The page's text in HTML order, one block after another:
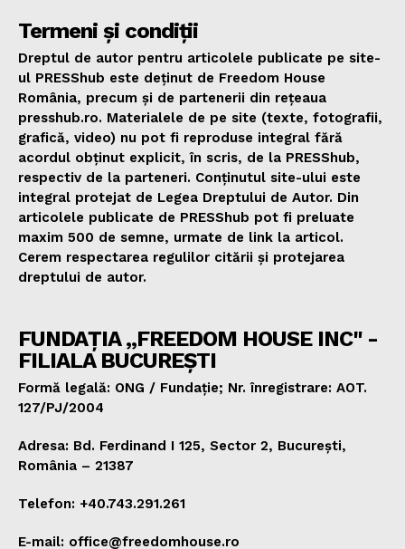
Termeni și condiții
Dreptul de autor pentru articolele publicate pe site-
ul PRESShub este deținut de Freedom House
România, precum și de partenerii din rețeaua
presshub.ro. Materialele de pe site (texte, fotografii,
grafică, video) nu pot fi reproduse integral fără
acordul obținut explicit, în scris, de la PRESShub,
respectiv de la parteneri. Conținutul site-ului este
integral protejat de Legea Dreptului de Autor. Din
articolele publicate de PRESShub pot fi preluate
maxim 500 de semne, urmate de link la articol.
Cerem respectarea regulilor citării și protejarea
dreptului de autor.
FUNDAȚIA „FREEDOM HOUSE INC" -
FILIALA BUCUREȘTI
Formă legală: ONG / Fundație; Nr. înregistrare: AOT.
127/PJ/2004
Adresa: Bd. Ferdinand I 125, Sector 2, București,
România – 21387
Telefon: +40.743.291.261
E-mail: office@freedomhouse.ro